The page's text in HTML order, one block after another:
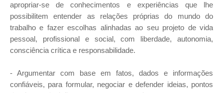
apropriar-se de conhecimentos e experiências que lhe
possibilitem entender as relações próprias do mundo do
trabalho e fazer escolhas alinhadas ao seu projeto de vida
pessoal, profissional e social, com liberdade, autonomia,
consciência crítica e responsabilidade.
- Argumentar com base em fatos, dados e informações
confiáveis, para formular, negociar e defender ideias, pontos